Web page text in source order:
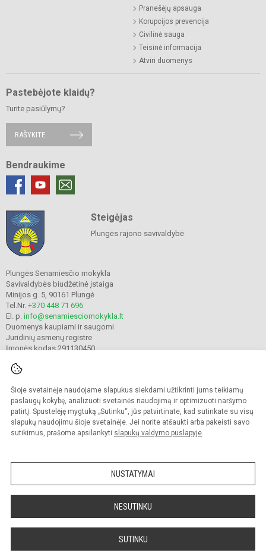
Šioje svetainėje naudojame slapukus siekdami užtikrinti jums teikiamų
paslaugų kokybę, analizuoti svetainės naudojimą ir optimizuoti naršymo
patirtį. Spustelėję mygtuką „Sutinku“, jūs patvirtinate, kad sutinkate su visų
slapukų naudojimu šioje svetainėje. Jei norite atšaukti arba pakeisti savo
sutikimus, prašome apsilankyti slapukų valdymo puslapyje.
NUSTATYMAI
NESUTINKU
SUTINKU
Pranešėjų apsauga
Korupcijos prevencija
Civilinė sauga
Teisinė informacija
Atviri duomenys
Pastebėjote klaidų?
Turite pasiūlymų?
RAŠYKITE
Bendraukime
Steigėjas
Plungės rajono savivaldybė
Plungės Senamiesčio mokykla
Savivaldybės biudžetinė įstaiga
Minijos g. 5, 90161 Plungė
Tel.Nr. +370 448 71 696
El. p. info@senamiesciomokykla.lt
Duomenys kaupiami ir saugomi
Juridinių asmenų registre
Įmonės kodas 291130450
© 2022. Plungės Senamiesčio mokykla. Visos teisės saugomos.
Kopijuoti turinį be raštiško gimnazijos sutikimo griežtai draudžiama.
Prieinamumo paraiška Slapukų valdymas
Sumanus būdas atnaujinti